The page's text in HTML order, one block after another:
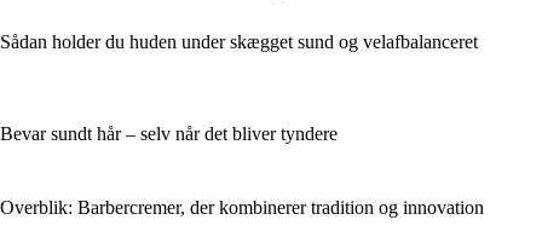
Sådan holder du huden under skægget sund og velafbalanceret
Bevar sundt hår – selv når det bliver tyndere
Overblik: Barbercremer, der kombinerer tradition og innovation